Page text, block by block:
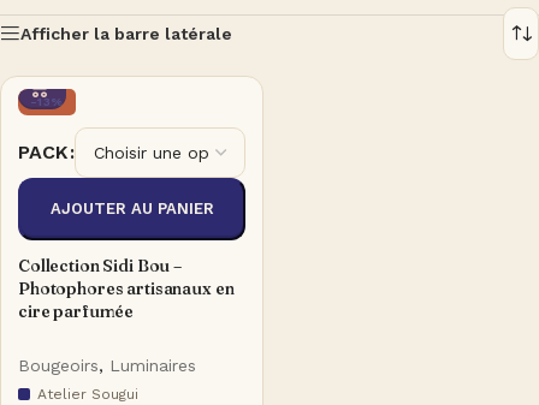
Afficher la barre latérale
-13%
PACK
AJOUTER AU PANIER
Collection Sidi Bou –
Photophores artisanaux en
cire parfumée
Bougeoirs, Luminaires
Atelier Sougui